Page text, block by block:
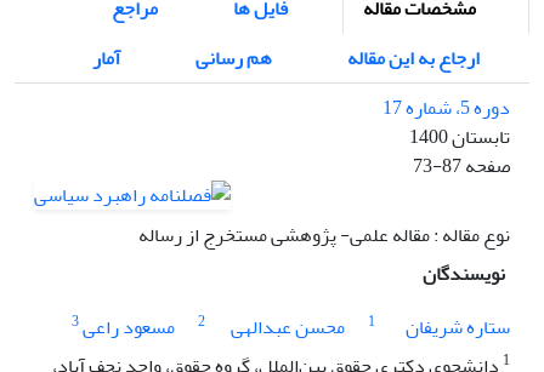
مشخصات مقاله فایل ها
مراجع
ارجاع به این مقاله
هم رسانی
آمار
دوره 5، شماره 17
تابستان 1400
صفحه73-87
نوع مقاله : مقاله علمی- پژوهشی مستخرج از رساله
نویسندگان
ستاره شریفان
1 محسن عبدالهی 2 مسعود راعی3
1